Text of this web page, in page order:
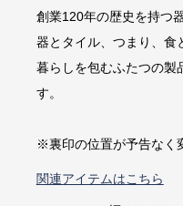
創業120年の歴史を持つ
器とタイル、つまり、食
暮らしを包むふたつの製
す。
※裏印の位置が予告なく
関連アイテムはこちら